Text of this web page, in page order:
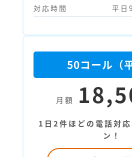
対応時間
平
50コール（
月額
1日2件ほどの電話対
ン！